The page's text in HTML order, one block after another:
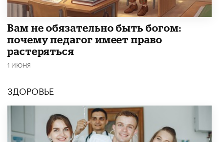
​Вам не обязательно быть богом:
почему педагог имеет право
растеряться
1 ИЮНЯ
ЗДОРОВЬЕ